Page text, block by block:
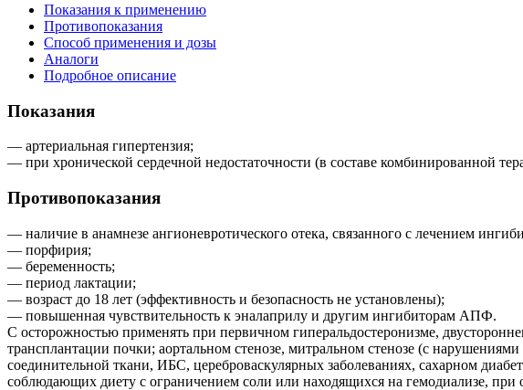
Показания к применению
Противопоказания
Способ применения и дозы
Аналоги
Подробное описание
Показания
— артериальная гипертензия;
— при хронической сердечной недостаточности (в составе комбинированной
Противопоказания
— наличие в анамнезе ангионевротического отека, связанного с лечением
— порфирия;
— беременность;
— период лактации;
— возраст до 18 лет (эффективность и безопасность не установлены);
— повышенная чувствительность к эналаприлу и другим ингибиторам АПФ.
С осторожностью применять при первичном гиперальдостеронизме,
трансплантации почки; аортальном стенозе, митральном стенозе (с
соединительной ткани, ИБС, цереброваскулярных заболеваниях, сахарном
соблюдающих диету с ограничением соли или находящихся на гемодиализе,